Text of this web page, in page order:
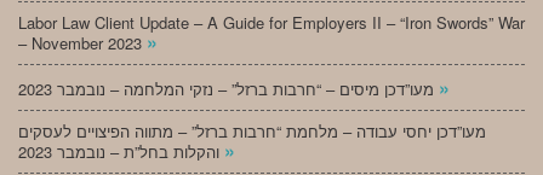
Labor Law Client Update – A Guide for Employers II – “Iron Swords” War
– November 2023 »
»
מעו”דכן יחסי עבודה – מלחמת “חרבות ברזל” – מתווה הפיצויים לעסקים
»